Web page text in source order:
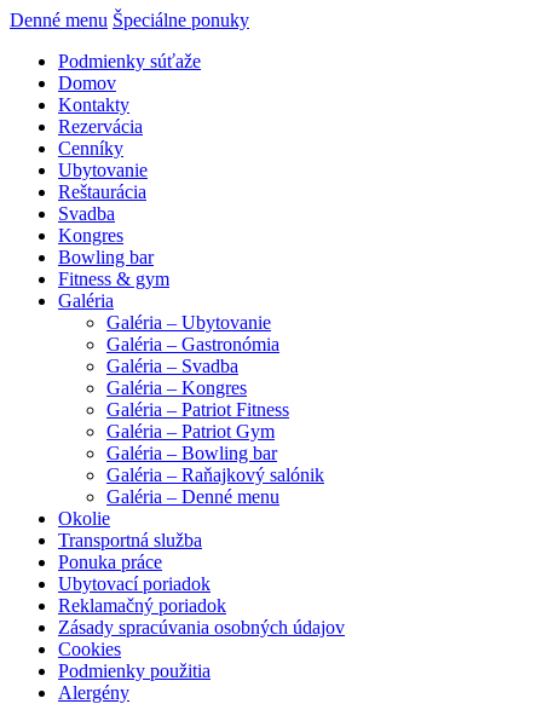
Denné menu Špeciálne ponuky
Podmienky súťaže
Domov
Kontakty
Rezervácia
Cenníky
Ubytovanie
Reštaurácia
Svadba
Kongres
Bowling bar
Fitness & gym
Galéria
Galéria – Ubytovanie
Galéria – Gastronómia
Galéria – Svadba
Galéria – Kongres
Galéria – Patriot Fitness
Galéria – Patriot Gym
Galéria – Bowling bar
Galéria – Raňajkový salónik
Galéria – Denné menu
Okolie
Transportná služba
Ponuka práce
Ubytovací poriadok
Reklamačný poriadok
Zásady spracúvania osobných údajov
Cookies
Podmienky použitia
Alergény